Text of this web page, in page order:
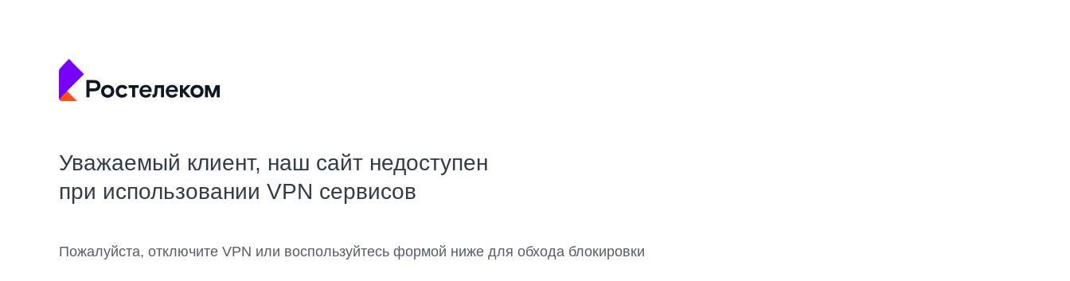
Уважаемый клиент, наш сайт недоступен
при использовании VPN сервисов
Пожалуйста, отключите VPN или воспользуйтесь формой ниже для обхода блокировки